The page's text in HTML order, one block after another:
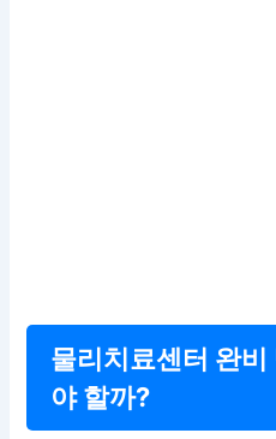
물리치료센터 완
야 할까?